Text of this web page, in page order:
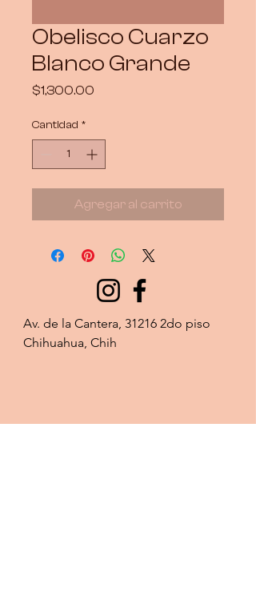
Obelisco Cuarzo
Blanco Grande
$1,300.00
Cantidad *
Agregar al carrito
Av. de la Cantera, 31216 2do piso
Chihuahua, Chih